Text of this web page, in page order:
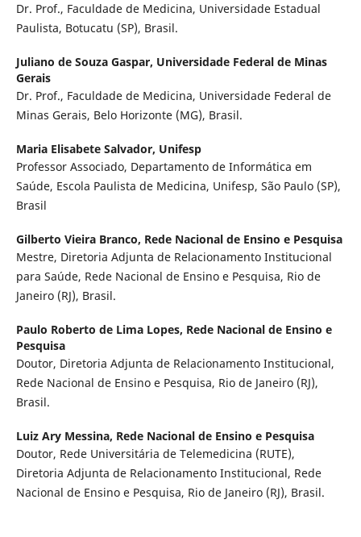
Dr. Prof., Faculdade de Medicina, Universidade Estadual
Paulista, Botucatu (SP), Brasil.
Juliano de Souza Gaspar, Universidade Federal de Minas
Gerais
Dr. Prof., Faculdade de Medicina, Universidade Federal de
Minas Gerais, Belo Horizonte (MG), Brasil.
Maria Elisabete Salvador, Unifesp
Professor Associado, Departamento de Informática em
Saúde, Escola Paulista de Medicina, Unifesp, São Paulo (SP),
Brasil
Gilberto Vieira Branco, Rede Nacional de Ensino e Pesquisa
Mestre, Diretoria Adjunta de Relacionamento Institucional
para Saúde, Rede Nacional de Ensino e Pesquisa, Rio de
Janeiro (RJ), Brasil.
Paulo Roberto de Lima Lopes, Rede Nacional de Ensino e
Pesquisa
Doutor, Diretoria Adjunta de Relacionamento Institucional,
Rede Nacional de Ensino e Pesquisa, Rio de Janeiro (RJ),
Brasil.
Luiz Ary Messina, Rede Nacional de Ensino e Pesquisa
Doutor, Rede Universitária de Telemedicina (RUTE),
Diretoria Adjunta de Relacionamento Institucional, Rede
Nacional de Ensino e Pesquisa, Rio de Janeiro (RJ), Brasil.